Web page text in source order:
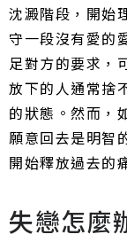
沈澱階段，開始
守一段沒有愛的
足對方的要求，
放下的人通常捨
的狀態。然而，
願意回去是明智
開始釋放過去的
失戀怎麼